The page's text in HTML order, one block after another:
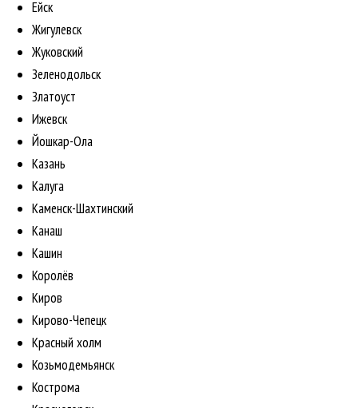
Ейск
Жигулевск
Жуковский
Зеленодольск
Златоуст
Ижевск
Йошкар-Ола
Казань
Калуга
Каменск-Шахтинский
Канаш
Кашин
Королёв
Киров
Кирово-Чепецк
Красный холм
Козьмодемьянск
Кострома